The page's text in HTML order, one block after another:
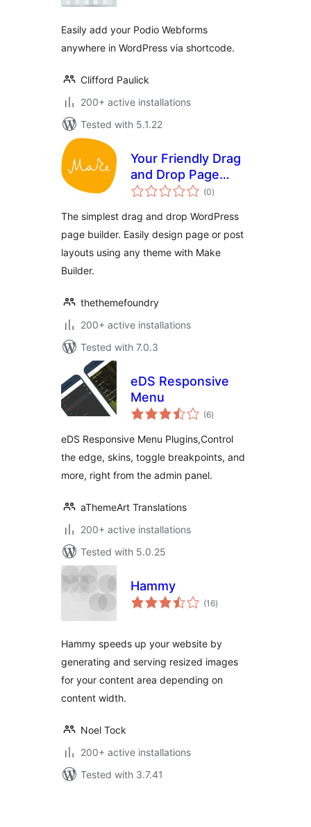
Easily add your Podio Webforms
anywhere in WordPress via shortcode.
Clifford Paulick
200+ active installations
Tested with 5.1.22
Your Friendly Drag
and Drop Page
Builder — Make
(0total
ratings
)
The simplest drag and drop WordPress
page builder. Easily design page or post
layouts using any theme with Make
Builder.
thethemefoundry
200+ active installations
Tested with 7.0.3
eDS Responsive
Menu
(6total
ratings
)
eDS Responsive Menu Plugins,Control
the edge, skins, toggle breakpoints, and
more, right from the admin panel.
aThemeArt Translations
200+ active installations
Tested with 5.0.25
Hammy
(16total
ratings
)
Hammy speeds up your website by
generating and serving resized images
for your content area depending on
content width.
Noel Tock
200+ active installations
Tested with 3.7.41